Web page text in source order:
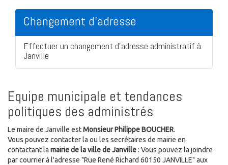
Changement d'adresse
Effectuer un changement d'adresse administratif à
Janville
Equipe municipale et tendances
politiques des administrés
Le maire de Janville estMonsieur Philippe BOUCHER.
Vous pouvez contacter la ou les secrétaires de mairie en
contactant la mairie de la ville de Janville: Vous pouvez la joindre
par courrier à l'adresse "Rue René Richard 60150 JANVILLE" aux